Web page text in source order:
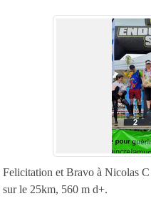
Felicitation et Bravo à Nicolas
sur le 25km, 560 m d+.